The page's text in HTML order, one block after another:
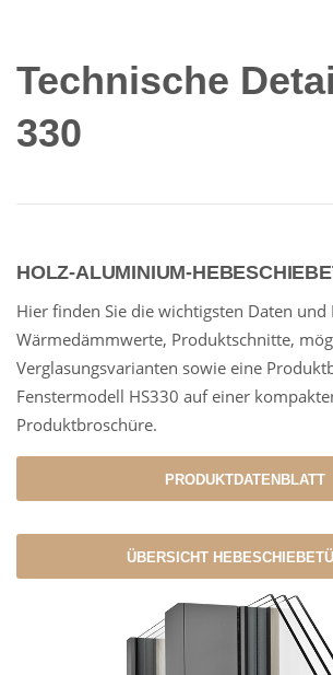
Technische
330
HOLZ-ALUMINIUM-
Hier finden Sie die wichtigsten Daten und
Wärmedämmwerte, Produktschnitte,
Verglasungsvarianten sowie eine
Fenstermodell HS330 auf einer
Produktbroschüre.
PRODUKTDATENBLATT
ÜBERSICHT